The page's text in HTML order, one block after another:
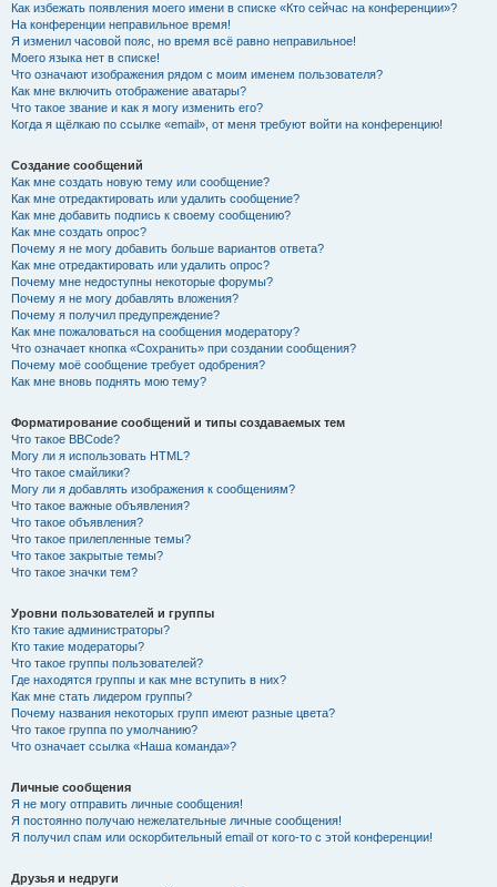
Как избежать появления моего имени в списке «Кто сейчас на конференции»?
На конференции неправильное время!
Я изменил часовой пояс, но время всё равно неправильное!
Моего языка нет в списке!
Что означают изображения рядом с моим именем пользователя?
Как мне включить отображение аватары?
Что такое звание и как я могу изменить его?
Когда я щёлкаю по ссылке «email», от меня требуют войти на конференцию!
Создание сообщений
Как мне создать новую тему или сообщение?
Как мне отредактировать или удалить сообщение?
Как мне добавить подпись к своему сообщению?
Как мне создать опрос?
Почему я не могу добавить больше вариантов ответа?
Как мне отредактировать или удалить опрос?
Почему мне недоступны некоторые форумы?
Почему я не могу добавлять вложения?
Почему я получил предупреждение?
Как мне пожаловаться на сообщения модератору?
Что означает кнопка «Сохранить» при создании сообщения?
Почему моё сообщение требует одобрения?
Как мне вновь поднять мою тему?
Форматирование сообщений и типы создаваемых тем
Что такое BBCode?
Могу ли я использовать HTML?
Что такое смайлики?
Могу ли я добавлять изображения к сообщениям?
Что такое важные объявления?
Что такое объявления?
Что такое прилепленные темы?
Что такое закрытые темы?
Что такое значки тем?
Уровни пользователей и группы
Кто такие администраторы?
Кто такие модераторы?
Что такое группы пользователей?
Где находятся группы и как мне вступить в них?
Как мне стать лидером группы?
Почему названия некоторых групп имеют разные цвета?
Что такое группа по умолчанию?
Что означает ссылка «Наша команда»?
Личные сообщения
Я не могу отправить личные сообщения!
Я постоянно получаю нежелательные личные сообщения!
Я получил спам или оскорбительный email от кого-то с этой конференции!
Друзья и недруги